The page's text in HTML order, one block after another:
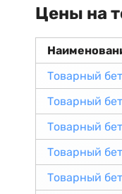
Цены на
Товарный
Товарный
Товарный
Товарный
Товарный